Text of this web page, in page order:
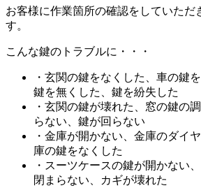
お客様に作業箇所の確認をしていただ
す。
こんな鍵のトラブルに・・・
・玄関の鍵をなくした、車の鍵
鍵を無くした、鍵を紛失した
・玄関の鍵が壊れた、窓の鍵の
らない、鍵が回らない
・金庫が開かない、金庫のダイ
庫の鍵をなくした
・スーツケースの鍵が開かない
閉まらない、カギが壊れた